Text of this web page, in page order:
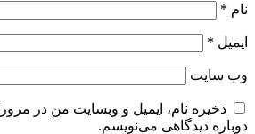
نام *
ایمیل *
وب‌ سایت
ذخیره نام، ایمیل و وبسایت من در
دوباره دیدگاهی می‌نویسم.